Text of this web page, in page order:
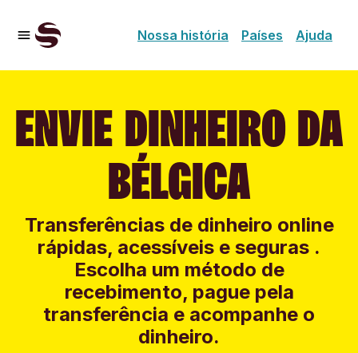
Nossa história Países Ajuda
ENVIE DINHEIRO DA
BÉLGICA
Transferências de dinheiro online
rápidas, acessíveis e seguras .
Escolha um método de
recebimento, pague pela
transferência e acompanhe o
dinheiro.